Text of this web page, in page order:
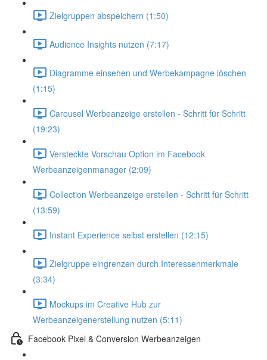
Zielgruppen abspeichern (1:50)
Audience Insights nutzen (7:17)
Diagramme einsehen und Werbekampagne löschen
(1:15)
Carousel Werbeanzeige erstellen - Schritt für Schritt
(19:23)
Versteckte Vorschau Option im Facebook
Werbeanzeigenmanager (2:09)
Collection Werbeanzeige erstellen - Schritt für Schritt
(13:59)
Instant Experience selbst erstellen (12:15)
Zielgruppe eingrenzen durch Interessenmerkmale
(3:34)
Mockups im Creative Hub zur
Werbeanzeigenerstellung nutzen (5:11)
Facebook Pixel & Conversion Werbeanzeigen